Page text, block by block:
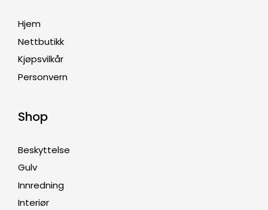
Hjem
Nettbutikk
Kjøpsvilkår
Personvern
Shop
Beskyttelse
Gulv
Innredning
Interiør